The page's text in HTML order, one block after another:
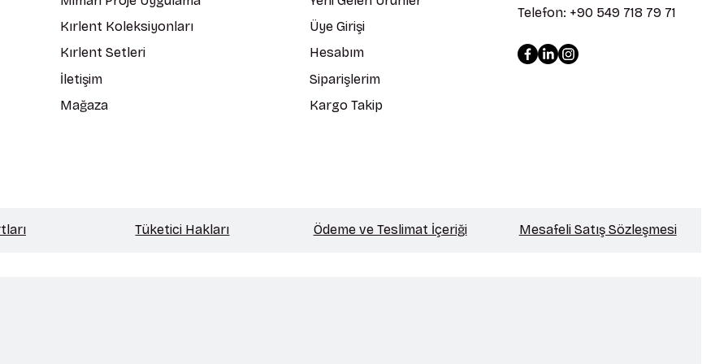
Kırlent Koleksiyonları
Kırlent Setleri
İletişim
Mağaza
Üye Girişi
Hesabım
Siparişlerim
Kargo Takip
Telefon: +90 549 718 79 71
Tüketici Hakları Ödeme ve Teslimat İçeriği Mesafeli Satış Sözleşmesi